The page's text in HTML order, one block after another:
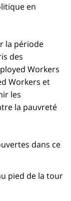
en
la période
des
Workers
Workers et
les
la pauvreté
dans ce
pied de la tour